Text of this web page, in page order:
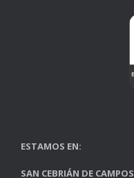
ESTAMOS EN:
SAN CEBRIÁN DE CAMPOS